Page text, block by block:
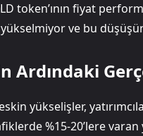
token’ının fiyat
ve bu
Ardındaki
yükselişler,
%15-20’lere